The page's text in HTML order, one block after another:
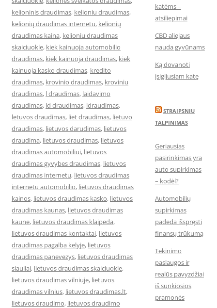
kelioninis draudimas, kelioniu draudimas,
kelionių draudimas internetu, kelionių
draudimas kaina, kelioniu draudimas
skaiciuokle, kiek kainuoja automobilio
draudimas, kiek kainuoja draudimas, kiek
kainuoja kasko draudimas, kredito
draudimas, krovinio draudimas, kroviniu
draudimas, l draudimas, laidavimo
draudimas, ld draudimas, ldraudimas,
letuvos draudimas, liet draudimas, lietuvo
draudimas, lietuvos darudimas, lietuvos
draudima, lietuvos draudimas, lietuvos
draudimas automobiliui, lietuvos
draudimas gyvybes draudimas, lietuvos
draudimas internetu, lietuvos draudimas
internetu automobilio, lietuvos draudimas
kainos, lietuvos draudimas kasko, lietuvos
draudimas kaunas, lietuvos draudimas
kaune, lietuvos draudimas klaipeda,
lietuvos draudimas kontaktai, lietuvos
draudimas pagalba kelyje, lietuvos
draudimas panevezys, lietuvos draudimas
siauliai, lietuvos draudimas skaiciuokle,
lietuvos draudimas vilniuje, lietuvos
draudimas vilnius, lietuvos draudimas.lt,
lietuvos draudimo, lietuvos draudimo
katėms –
atsiliepimai
CBD aliejaus
nauda gyvūnams
Ką dovanoti
įsigijusiam katę
STRAIPSNIU
TALPINIMAS
Geriausias
pasirinkimas yra
auto supirkimas
– kodėl?
Automobilių
supirkimas
padeda išspręsti
finansų trūkumą
Tekinimo
paslaugos ir
realūs pavyzdžiai
iš sunkiosios
pramonės